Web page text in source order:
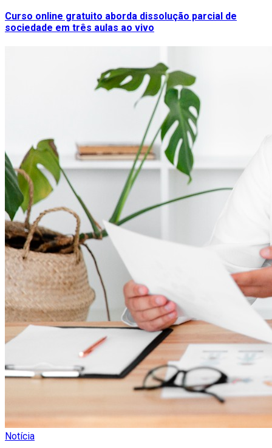
Curso online gratuito aborda dissolução parcial de
sociedade em três aulas ao vivo
Notícia